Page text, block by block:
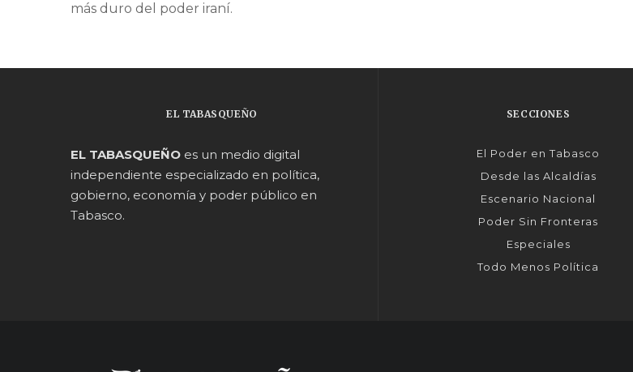
más duro del poder iraní.
EL TABASQUEÑO
EL TABASQUEÑO es un medio digital
independiente especializado en política,
gobierno, economía y poder público en
Tabasco.
SECCIONES
El Poder en Tabasco
Desde las Alcaldías
Escenario Nacional
Poder Sin Fronteras
Especiales
Todo Menos Política